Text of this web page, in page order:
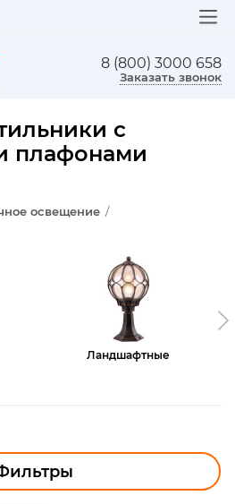
8 (800) 3000 658
Заказать звонок
с
плафонами
освещение /
Ландшафтные
ИКЕА